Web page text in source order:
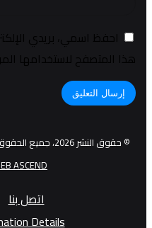
احفظ اسمي، بريدي
هذا المتصفح لاستخدامها
© حقوق النشر 2026، جميع الحقوق محفوظة |
ASCEND
اتصل بنا
Details